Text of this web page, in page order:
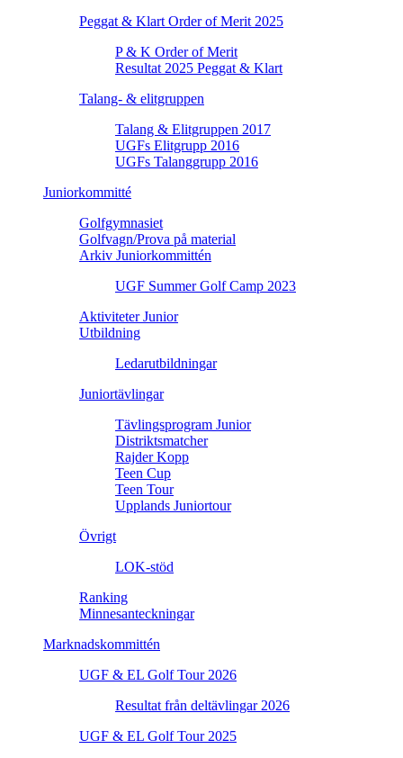
Peggat & Klart Order of Merit 2025
P & K Order of Merit
Resultat 2025 Peggat & Klart
Talang- & elitgruppen
Talang & Elitgruppen 2017
UGFs Elitgrupp 2016
UGFs Talanggrupp 2016
Juniorkommitté
Golfgymnasiet
Golfvagn/Prova på material
Arkiv Juniorkommittén
UGF Summer Golf Camp 2023
Aktiviteter Junior
Utbildning
Ledarutbildningar
Juniortävlingar
Tävlingsprogram Junior
Distriktsmatcher
Rajder Kopp
Teen Cup
Teen Tour
Upplands Juniortour
Övrigt
LOK-stöd
Ranking
Minnesanteckningar
Marknadskommittén
UGF & EL Golf Tour 2026
Resultat från deltävlingar 2026
UGF & EL Golf Tour 2025